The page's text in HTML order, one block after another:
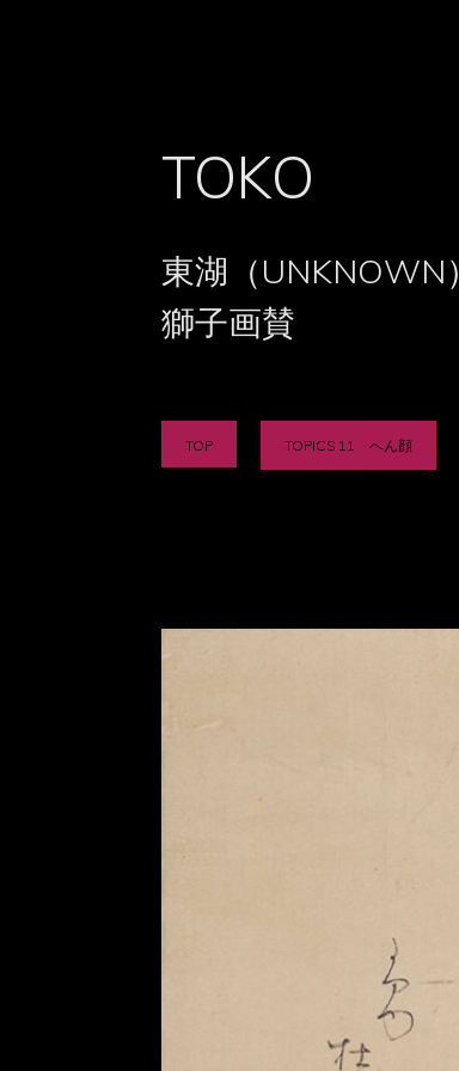
TOKO
東湖（UNKNOWN）
獅子画賛
TOP TOPICS 11 へん顔